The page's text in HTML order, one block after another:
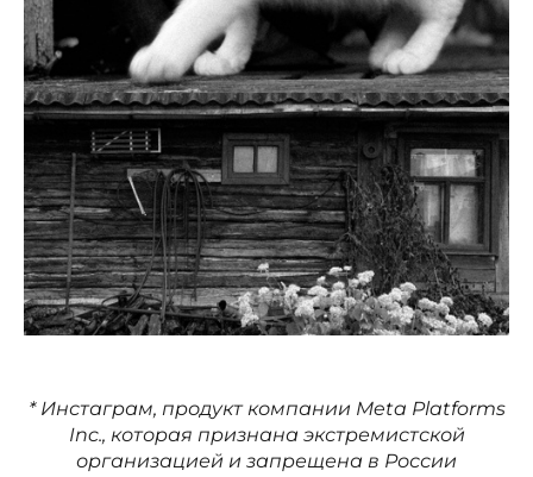
* Инстаграм, продукт компании Meta Platforms
Inc., которая признана экстремистской
организацией и запрещена в России